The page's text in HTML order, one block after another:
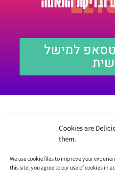
Cookies are
them.
We use cookie files to improve your
this site, you agree to our use of cookies in
למישל